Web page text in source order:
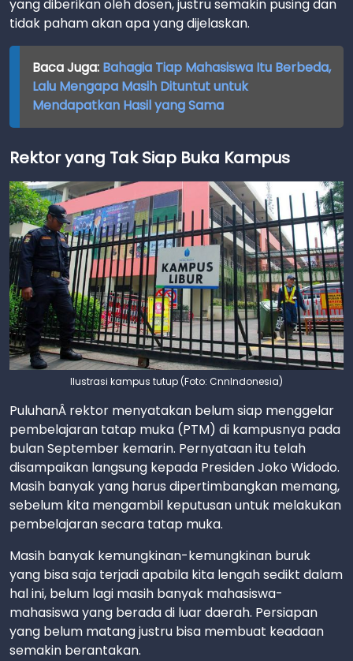
yang diberikan oleh dosen, justru semakin pusing dan
tidak paham akan apa yang dijelaskan.
Baca Juga: Bahagia Tiap Mahasiswa Itu Berbeda,
Lalu Mengapa Masih Dituntut untuk
Mendapatkan Hasil yang Sama
Rektor yang Tak Siap Buka Kampus
Ilustrasi kampus tutup (Foto: CnnIndonesia)
PuluhanÂ rektor menyatakan belum siap menggelar
pembelajaran tatap muka (PTM) di kampusnya pada
bulan September kemarin. Pernyataan itu telah
disampaikan langsung kepada Presiden Joko Widodo.
Masih banyak yang harus dipertimbangkan memang,
sebelum kita mengambil keputusan untuk melakukan
pembelajaran secara tatap muka.
Masih banyak kemungkinan-kemungkinan buruk
yang bisa saja terjadi apabila kita lengah sedikt dalam
hal ini, belum lagi masih banyak mahasiswa-
mahasiswa yang berada di luar daerah. Persiapan
yang belum matang justru bisa membuat keadaan
semakin berantakan.